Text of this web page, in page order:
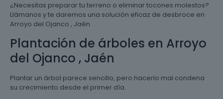
¿Necesitas preparar tu terreno o eliminar tocones molestos?
Llámanos y te daremos una solución eficaz de desbroce en
Arroyo del Ojanco , Jaén.
Plantación de árboles en Arroyo
del Ojanco , Jaén
Plantar un árbol parece sencillo, pero hacerlo mal condena
su crecimiento desde el primer día.